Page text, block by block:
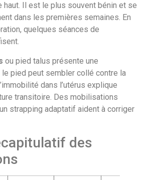
haut. Il est le plus souvent bénin et se
dans les premières semaines. En
quelques séances de
ou pied talus présente une
pied peut sembler collé contre la
dans l’utérus explique
transitoire. Des mobilisations
strapping adaptatif aident à corriger
des